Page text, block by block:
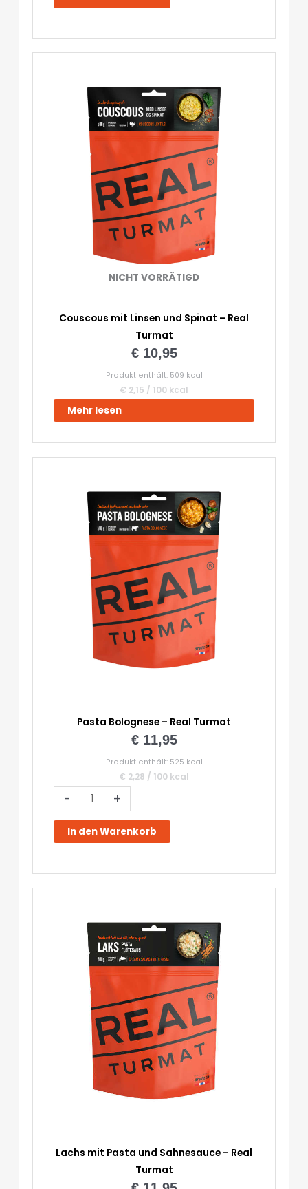
Turmat
NICHT VORRÄTIGD
Couscous mit Linsen und Spinat – Real
Turmat
€10,95
Produkt enthält: 509 kcal
€ 2,15 / 100 kcal
Mehr lesen
Pasta Bolognese – Real Turmat
€11,95
Produkt enthält: 525 kcal
€ 2,28 / 100 kcal
-
Bolognese
Real
+
In den Warenkorb
Lachs mit Pasta und Sahnesauce – Real
Turmat